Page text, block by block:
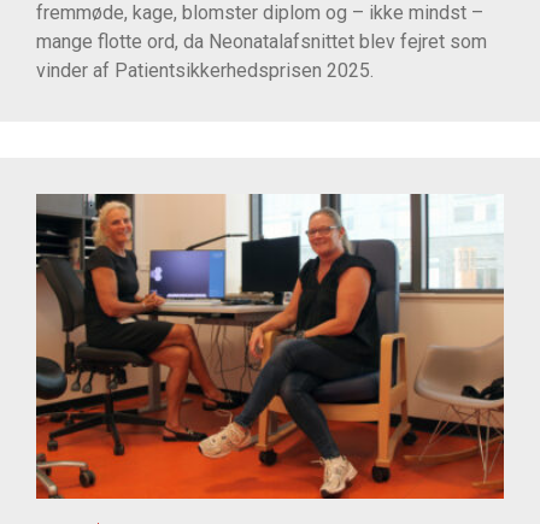
fremmøde, kage, blomster diplom og – ikke mindst –
mange flotte ord, da Neonatalafsnittet blev fejret som
vinder af Patientsikkerhedsprisen 2025.